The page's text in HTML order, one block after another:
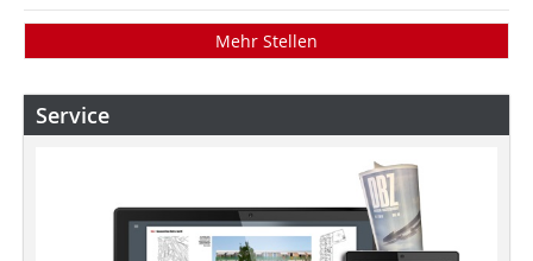
Mehr Stellen
Service